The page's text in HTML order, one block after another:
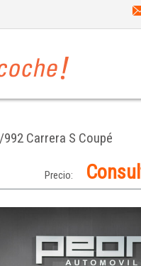
992 Carrera S Coupé
Precio: